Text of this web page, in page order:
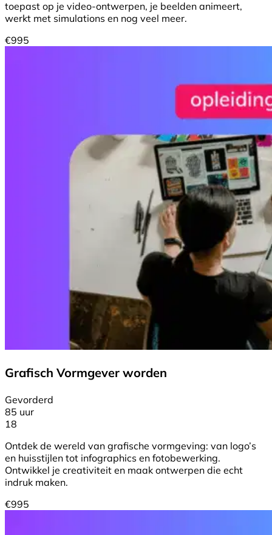
toepast op je video-ontwerpen, je beelden animeert,
werkt met simulations en nog veel meer.
€995
Grafisch Vormgever worden
Gevorderd
85 uur
18
Ontdek de wereld van grafische vormgeving: van logo’s
en huisstijlen tot infographics en fotobewerking.
Ontwikkel je creativiteit en maak ontwerpen die echt
indruk maken.
€995